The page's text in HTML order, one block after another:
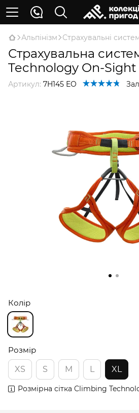
Альпінізм Страхувальні
Страхувальна
Technology On-Sight
Артикул: 7H145 EO
Колір
Розмір
XS
S M L XL
Розмірна сітка Climbing